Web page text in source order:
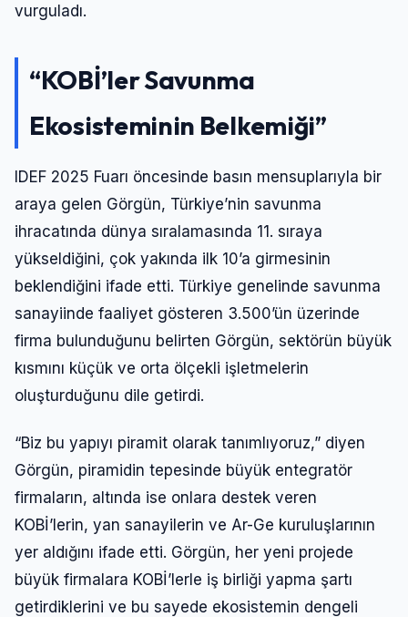
vurguladı.
“KOBİ’ler Savunma
Ekosisteminin Belkemiği”
IDEF 2025 Fuarı öncesinde basın mensuplarıyla bir
araya gelen Görgün, Türkiye’nin savunma
ihracatında dünya sıralamasında 11. sıraya
yükseldiğini, çok yakında ilk 10’a girmesinin
beklendiğini ifade etti. Türkiye genelinde savunma
sanayiinde faaliyet gösteren 3.500’ün üzerinde
firma bulunduğunu belirten Görgün, sektörün büyük
kısmını küçük ve orta ölçekli işletmelerin
oluşturduğunu dile getirdi.
“Biz bu yapıyı piramit olarak tanımlıyoruz,” diyen
Görgün, piramidin tepesinde büyük entegratör
firmaların, altında ise onlara destek veren
KOBİ’lerin, yan sanayilerin ve Ar-Ge kuruluşlarının
yer aldığını ifade etti. Görgün, her yeni projede
büyük firmalara KOBİ’lerle iş birliği yapma şartı
getirdiklerini ve bu sayede ekosistemin dengeli